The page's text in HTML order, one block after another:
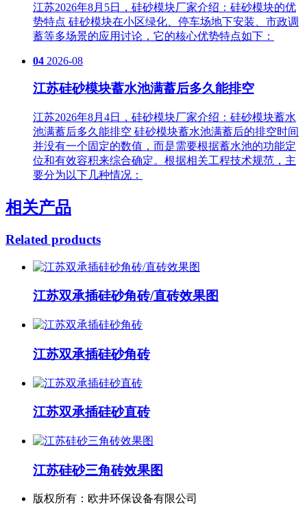
江苏2026年8月5日，硅砂模块厂家介绍：硅砂模块的优
势特点 硅砂模块在小区绿化、停车场地下安装、市政调
蓄等多场景的应用讨论，它的核心优势特点如下：
04 2026-08
江苏硅砂模块蓄水池满蓄后多久能排空
江苏2026年8月4日，硅砂模块厂家介绍：硅砂模块蓄水
池满蓄后多久能排空 硅砂模块蓄水池满蓄后的排空时间
并没有一个固定的数值，而是需要根据蓄水池的功能定
位和有效容积来综合确定。根据相关工程技术规范，主
要分为以下几种情况：
相关产品
Related products
江苏双承插硅砂角砖/直砖效果图
江苏双承插硅砂角砖
江苏双承插硅砂直砖
江苏硅砂三角砖效果图
版权所有：欧井环保设备有限公司